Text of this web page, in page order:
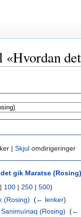
| Skjul omdirigeringer
gik Maratse (Rosing)
| 100 | 250 | 500)
(Rosing) ‎(← lenker)
(Rosing) ‎(←